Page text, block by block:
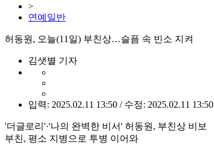
>
연예일반
허동원, 오늘(11일) 부친상…슬픔 속 빈소 지켜
김샛별 기자
입력: 2025.02.11 13:50 / 수정: 2025.02.11 13:50
'더글로리'·'나의 완벽한 비서' 허동원, 부친상 비보
부친, 평소 지병으로 투병 이어와